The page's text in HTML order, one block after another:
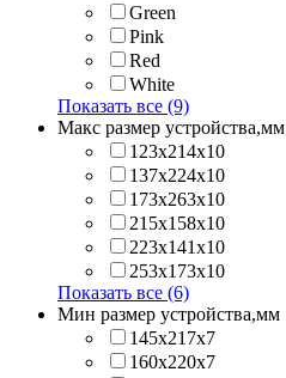
Green
Pink
Red
White
Показать все (9)
Макс размер устройства,мм
123х214x10
137х224x10
173х263x10
215х158x10
223х141x10
253х173x10
Показать все (6)
Мин размер устройства,мм
145x217x7
160x220x7